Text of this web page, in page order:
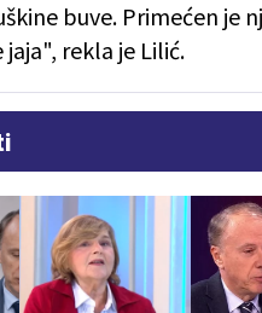
buve. Primećen je
rekla je Lilić.